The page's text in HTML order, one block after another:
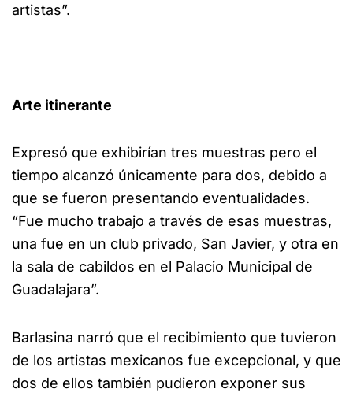
artistas”.
Arte itinerante
Expresó que exhibirían tres muestras pero el
tiempo alcanzó únicamente para dos, debido a
que se fueron presentando eventualidades.
“Fue mucho trabajo a través de esas muestras,
una fue en un club privado, San Javier, y otra en
la sala de cabildos en el Palacio Municipal de
Guadalajara”.
Barlasina narró que el recibimiento que tuvieron
de los artistas mexicanos fue excepcional, y que
dos de ellos también pudieron exponer sus